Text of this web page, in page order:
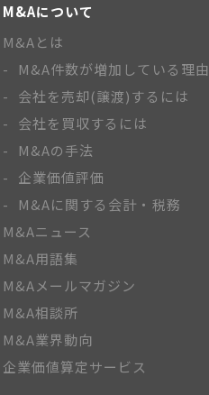
M&Aについて
M&Aとは
M&A件数が増加している理由
会社を売却(譲渡)するには
会社を買収するには
M&Aの手法
企業価値評価
M&Aに関する会計・税務
M&Aニュース
M&A用語集
M&Aメールマガジン
M&A相談所
M&A業界動向
企業価値算定サービス